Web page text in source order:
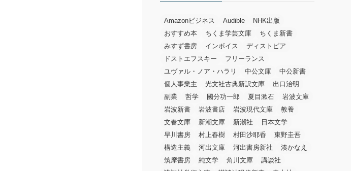
Amazonビジネス Audible
NHK出版
おすすめ本
ちくま学芸文庫
ちくま新書
みすず書房
インボイス
ディストピア
ドストエフスキー
フリーランス
ユヴァル・ノア・ハラリ
中公文庫
中公新書
個人事業主
光文社古典新訳文庫
出口治明
副業
哲学 國分功一郎 夏目漱石
岩波文庫
岩波新書
岩波書店 岩波現代文庫
教養
文春文庫
新潮文庫 新潮社
日本文学
早川書房
村上春樹 村田沙耶香
東野圭吾
構造主義
河出文庫 河出書房新社
湊かなえ
筑摩書房
純文学 角川文庫
講談社